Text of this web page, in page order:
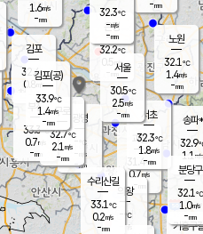
과천
31.4℃
0.7m/s
- mm
1.6m/s
-mm
의왕
- ℃
m/s
김포
32.4℃
0.8 m/s
mm
광명
- ℃
-m/s
-mm
부천
33.3℃
0.7m/s
-mm
구로
32.7℃
2.1 m/s
-mm
은평
32.2℃
0.5 m/s
- mm
노원
32.1℃
1.4m/s
-mm
송파*
32.9
1.1 m/s
-mm
서초
32.3℃
1.8m/s
-mm
-mm
기흥구
수리산길
33.1℃
0.2m/s
-mm
분당구
32.1℃
1.0m/s
-mm
32.3℃
-m/s
-mm
김포(공)
33.9℃
1.4m/s
-mm
서울
30.5℃
2.5m/s
-mm